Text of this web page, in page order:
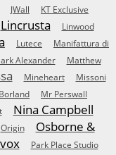
JWall
KT Exclusive
Lincrusta
Linwood
Lutece
Manifattura di
Alexander
Matthew
Mineheart
Missoni
Mr Perswall
Nina Campbell
Origin
Osborne &
Park Place Studio